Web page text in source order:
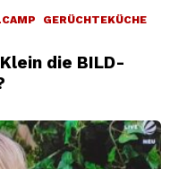
GERÜCHTEKÜCHE
die BILD-